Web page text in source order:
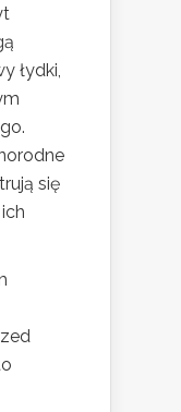
łydki,
się